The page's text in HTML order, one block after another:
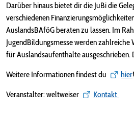
Darüber hinaus bietet dir die JuBi die
verschiedenen
AuslandsBAföG beraten zu lassen. Im
JugendBildungsmesse werden zahlreiche
für Auslandsaufenthalte ausgeschrieben.
Weitere Informationen findest du hier!
Veranstalter: weltweiser Kontakt